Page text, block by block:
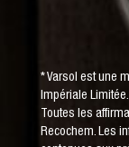
* Varsol est une
Impériale
Toutes les
Recochem. Les